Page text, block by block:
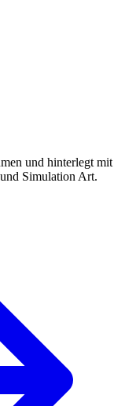
und hinterlegt mit
Simulation Art.